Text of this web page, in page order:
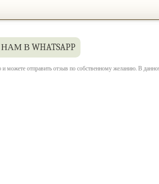
В WHATSAPP
можете отправить отзыв по собственному желанию. В